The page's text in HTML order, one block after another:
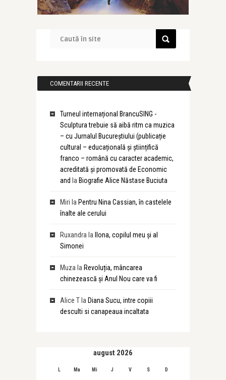
COMENTARII RECENTE
Turneul internațional BrancuSING -
Sculptura trebuie să aibă ritm ca muzica
– cu Jurnalul Bucureștiului (publicație
cultural – educațională și științifică
franco – română cu caracter academic,
acreditată și promovată de Economic
and la Biografie Alice Năstase Buciuta
Miri la Pentru Nina Cassian, în castelele
înalte ale cerului
Ruxandra la
Ilona, copilul meu și al
Simonei
Muza la Revoluția, mâncarea
chinezească și Anul Nou care va fi
Alice Tla Diana Sucu, intre copiii
desculti si canapeaua incaltata
august 2026
L Ma Mi J V S D